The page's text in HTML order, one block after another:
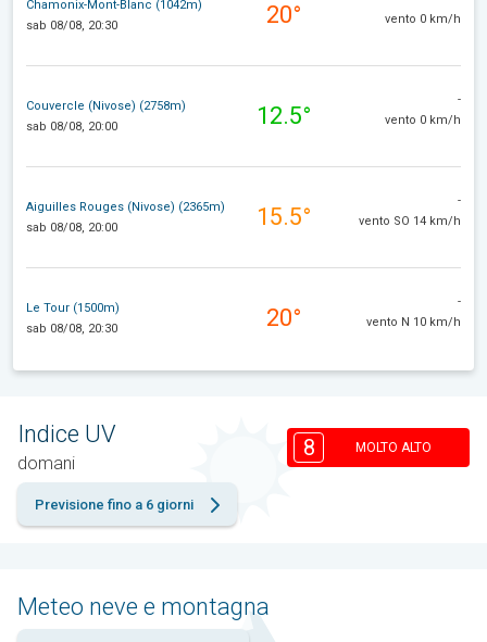
Chamonix-Mont-Blanc (1042m)
sab 08/08, 20:30
20°
vento 0 km/h
Couvercle (Nivose) (2758m)
sab 08/08, 20:00
12.5°
-
vento 0 km/h
Aiguilles Rouges (Nivose) (2365m)
sab 08/08, 20:00
15.5°
-
vento SO 14 km/h
Le Tour (1500m)
sab 08/08, 20:30
20°
-
vento N 10 km/h
Indice UV
domani
8 MOLTO ALTO
Previsione fino a 6 giorni
Meteo neve e montagna